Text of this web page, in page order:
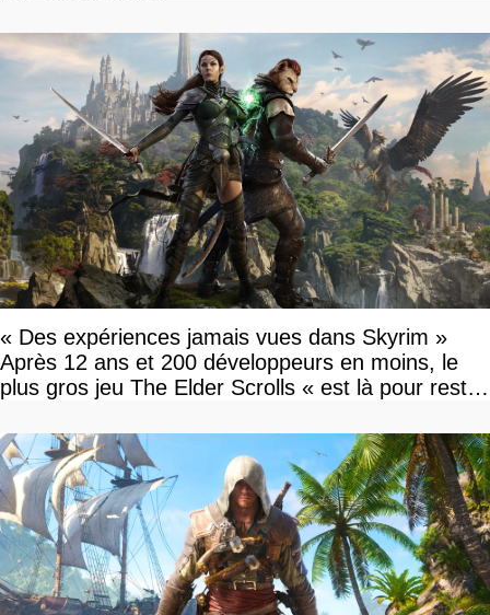
« Des expériences jamais vues dans Skyrim »
Après 12 ans et 200 développeurs en moins, le
plus gros jeu The Elder Scrolls « est là pour rester